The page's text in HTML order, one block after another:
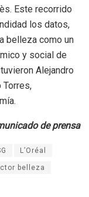
Este recorrido
los datos,
belleza como un
y social de
Alejandro
Torres,
de prensa
L’Oréal
belleza